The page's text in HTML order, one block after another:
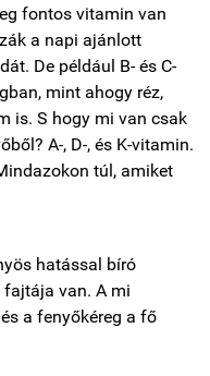
fontos vitamin van
a napi ajánlott
De például B- és C-
mint ahogy réz,
is. S hogy mi van csak
A-, D-, és K-vitamin.
túl, amiket
hatással bíró
fajtája van. A mi
a fenyőkéreg a fő